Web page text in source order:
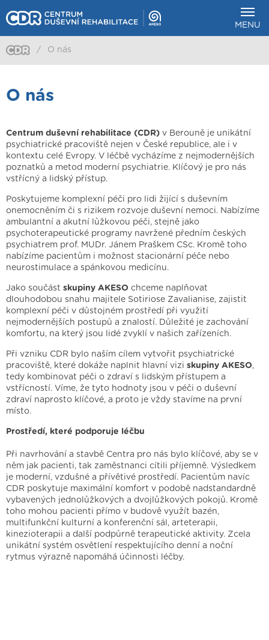
MENU
/ O nás
O nás
Centrum duševní rehabilitace (CDR) v Berouně je unikátní
psychiatrické pracoviště nejen v České republice, ale i v
kontextu celé Evropy. V léčbě vycházíme z nejmodernějších
poznatků a metod moderní psychiatrie. Klíčový je pro nás
vstřícný a lidský přístup.
Poskytujeme komplexní péči pro lidi žijící s duševním
onemocněním či s rizikem rozvoje duševní nemoci. Nabízíme
ambulantní a akutní lůžkovou péči, stejně jako
psychoterapeutické programy navržené předním českých
psychiatrem prof. MUDr. Jánem Praškem CSc. Kromě toho
nabízíme pacientům i možnost stacionární péče nebo
neurostimulace a spánkovou medicínu.
Jako součást skupiny AKESO chceme naplňovat
dlouhodobou snahu majitele Sotiriose Zavalianise, zajistit
komplexní péči v důstojném prostředí při využití
nejmodernějších postupů a znalostí. Důležité je zachování
komfortu, na který jsou lidé zvyklí v našich zařízeních.
Při vzniku CDR bylo naším cílem vytvořit psychiatrické
pracoviště, které dokáže naplnit hlavní vizi skupiny AKESO,
tedy kombinovat péči o zdraví s lidským přístupem a
vstřícností. Víme, že tyto hodnoty jsou v péči o duševní
zdraví naprosto klíčové, a proto je vždy stavíme na první
místo.
Prostředí, které podporuje léčbu
Při navrhování a stavbě Centra pro nás bylo klíčové, aby se v
něm jak pacienti, tak zaměstnanci cítili příjemně. Výsledkem
je moderní, vzdušné a přívětivé prostředí. Pacientům navíc
CDR poskytuje maximální komfort v podobě nadstandardně
vybavených jednolůžkových a dvojlůžkových pokojů. Kromě
toho mohou pacienti přímo v budově využít bazén,
multifunkční kulturní a konferenční sál, arteterapii,
kinezioterapii a další podpůrně terapeutické aktivity. Zcela
unikátní systém osvětlení respektujícího denní a noční
rytmus výrazně napomáhá účinnosti léčby.